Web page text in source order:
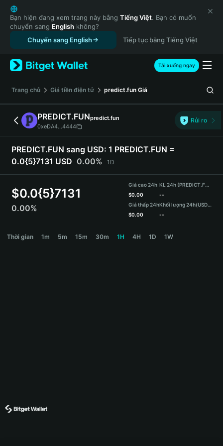
English
日本語
Tiếng Việt
Русский
Español (Latinoamérica)
Türkçe
Français
Deutsch
简体中文
繁體中文
Português (Portugal)
Bahasa Indonesia
ภาษาไทย
हिन्दी
Español
Português (Brasil)
Bạn hiện đang xem trang này bằng Tiếng Việt. Bạn có muốn
chuyển sang English không?
Chuyển sang English
Tiếp tục bằng Tiếng Việt
Tải xuống ngay
‌Trang chủ Giá tiền điện tử predict.fun Giá
PREDICT.FUNpredict.fun
0xeDA4...4444
Rủi ro
PREDICT.FUN sang USD: 1 PREDICT.FUN =
0.0{5}7131 USD 0.00% 1D
$0.0{5}7131
0.00%
Giá cao 24h
$0.00
Giá thấp 24h
$0.00
KL 24h (PREDICT.FUN)
--
Khối lượng 24h(USDT)
--
Thời gian 1m 5m 15m 30m 1H 4H 1D 1W